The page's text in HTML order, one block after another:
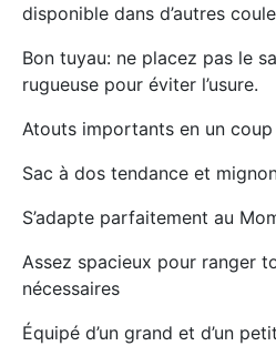
disponible dans d’autres
Bon tuyau: ne placez pas le
rugueuse pour éviter l’usure.
Atouts importants en un coup
Sac à dos tendance et
S’adapte parfaitement au
Assez spacieux pour ranger
nécessaires
Équipé d’un grand et d’un